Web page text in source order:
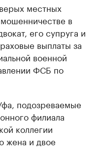
местных
в
его супруга и
выплаты за
военной
ФСБ по
подозреваемые
филиала
коллегии
жена и двое